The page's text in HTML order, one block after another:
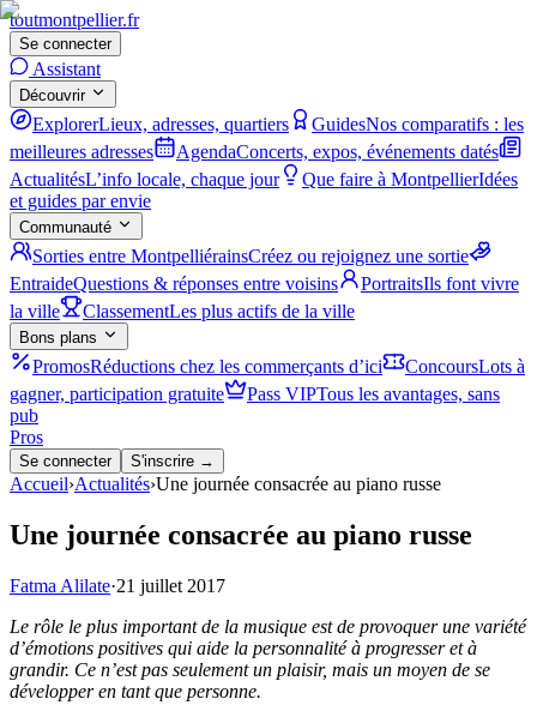
toutmontpellier.fr
Se connecter
Assistant
Découvrir
ExplorerLieux, adresses, quartiers GuidesNos comparatifs : les
meilleures adresses
AgendaConcerts, expos, événements datés
ActualitésL’info locale, chaque jour Que faire à MontpellierIdées
et guides par envie
Communauté
Sorties entre MontpelliérainsCréez ou rejoignez une sortie
EntraideQuestions & réponses entre voisins PortraitsIls font vivre
la ville
ClassementLes plus actifs de la ville
Bons plans
PromosRéductions chez les commerçants d’ici ConcoursLots à
gagner, participation gratuite
Pass VIPTous les avantages, sans
pub
Pros
Se connecter S'inscrire →
Accueil›Actualités›Une journée consacrée au piano russe
Une journée consacrée au piano russe
Fatma Alilate·21 juillet 2017
Le rôle le plus important de la musique est de provoquer une variété
d’émotions positives qui aide la personnalité à progresser et à
grandir. Ce n’est pas seulement un plaisir, mais un moyen de se
développer en tant que personne.